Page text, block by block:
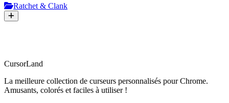
Ratchet & Clank
CursorLand
La meilleure collection de curseurs personnalisés pour Chrome.
Amusants, colorés et faciles à utiliser !